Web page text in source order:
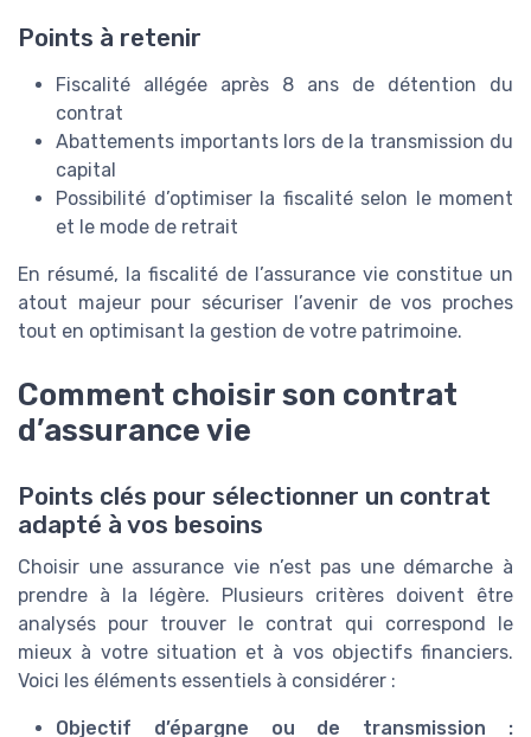
Points à retenir
Fiscalité allégée après 8 ans de détention du
contrat
Abattements importants lors de la transmission du
capital
Possibilité d’optimiser la fiscalité selon le moment
et le mode de retrait
En résumé, la fiscalité de l’assurance vie constitue un
atout majeur pour sécuriser l’avenir de vos proches
tout en optimisant la gestion de votre patrimoine.
Comment choisir son contrat
d’assurance vie
Points clés pour sélectionner un contrat
adapté à vos besoins
Choisir une assurance vie n’est pas une démarche à
prendre à la légère. Plusieurs critères doivent être
analysés pour trouver le contrat qui correspond le
mieux à votre situation et à vos objectifs financiers.
Voici les éléments essentiels à considérer :
Objectif d’épargne ou de transmission :